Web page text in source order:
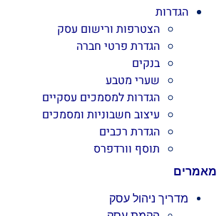
הגדרות
הצטרפות ורישום עסק
הגדרת פרטי חברה
בנקים
שערי מטבע
הגדרות למסמכים עסקיים
עיצוב חשבוניות ומסמכים
הגדרת רכבים
תוסף וורדפרס
מאמרים
מדריך ניהול עסק